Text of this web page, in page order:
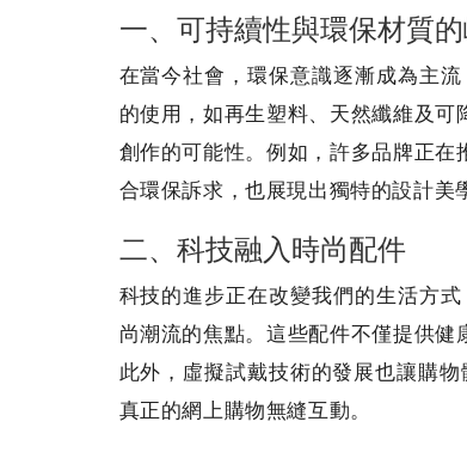
一、可持續性與環保材質
在當今社會，環保意識逐漸成為主
的使用，如再生塑料、天然纖維及
創作的可能性。例如，許多品牌正
合環保訴求，也展現出獨特的設計美
二、科技融入時尚配件
科技的進步正在改變我們的生活方
尚潮流的焦點。這些配件不僅提供健
此外，虛擬試戴技術的發展也讓購
真正的網上購物無縫互動。